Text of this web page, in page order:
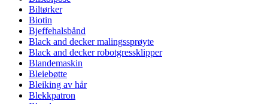
Biltørker
Biotin
Bjeffehalsbånd
Black and decker malingssprøyte
Black and decker robotgressklipper
Blandemaskin
Bleiebøtte
Bleiking av hår
Blekkpatron